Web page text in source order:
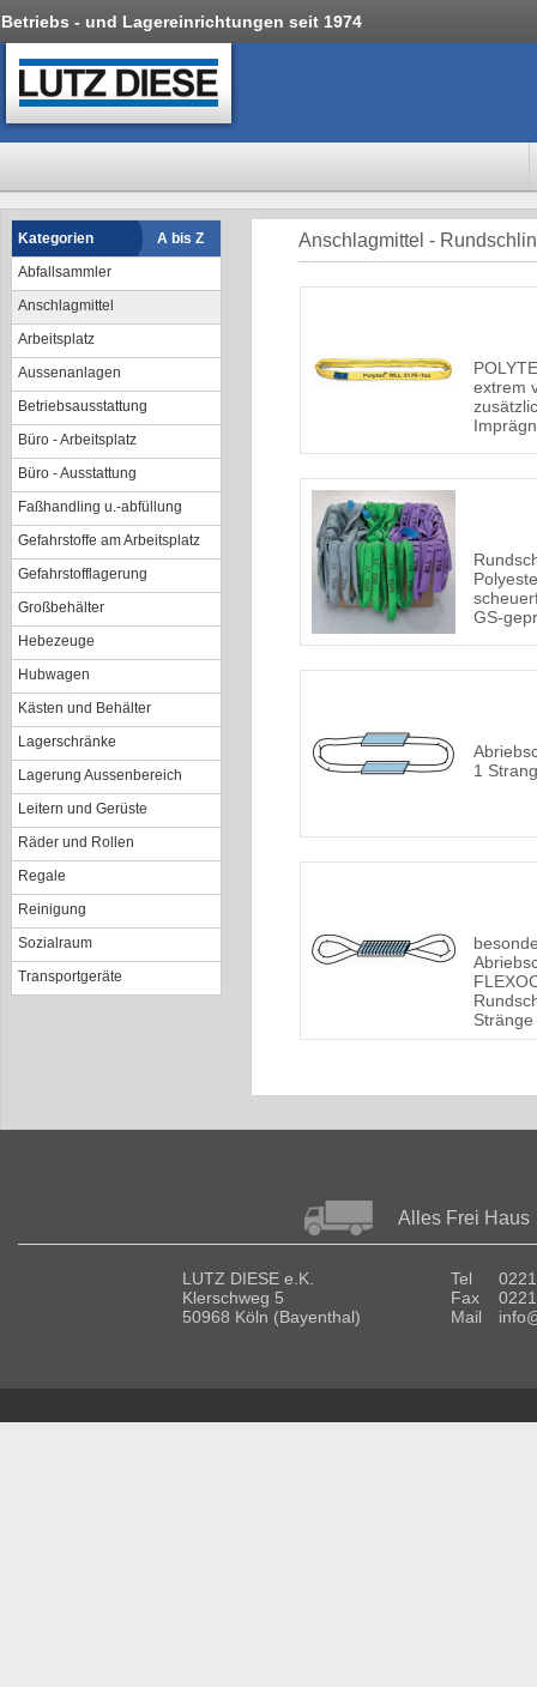
Betriebs - und Lagereinrichtungen seit 1974
Kategorien
A bis Z
Abfallsammler
Anschlagmittel
Arbeitsplatz
Aussenanlagen
Betriebsausstattung
Büro - Arbeitsplatz
Büro - Ausstattung
Faßhandling u.-abfüllung
Gefahrstoffe am Arbeitsplatz
Gefahrstofflagerung
Großbehälter
Hebezeuge
Hubwagen
Kästen und Behälter
Lagerschränke
Lagerung Aussenbereich
Leitern und Gerüste
Räder und Rollen
Regale
Reinigung
Sozialraum
Transportgeräte
Anschlagmittel -
extrem
GS-
1 Strang
Stränge
Alles Frei Haus
LUTZ DIESE e.K.
Klerschweg 5
50968 Köln (Bayenthal)
Tel
Fax
Mail